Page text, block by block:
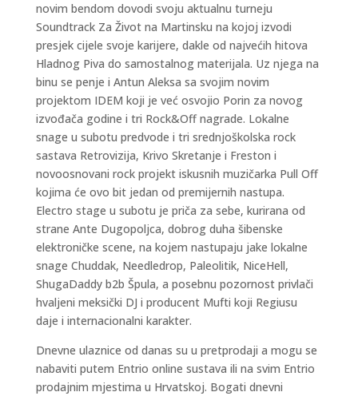
novim bendom dovodi svoju aktualnu turneju
Soundtrack Za Život na Martinsku na kojoj izvodi
presjek cijele svoje karijere, dakle od najvećih hitova
Hladnog Piva do samostalnog materijala. Uz njega na
binu se penje i Antun Aleksa sa svojim novim
projektom IDEM koji je već osvojio Porin za novog
izvođača godine i tri Rock&Off nagrade. Lokalne
snage u subotu predvode i tri srednjoškolska rock
sastava Retrovizija, Krivo Skretanje i Freston i
novoosnovani rock projekt iskusnih muzičarka Pull Off
kojima će ovo bit jedan od premijernih nastupa.
Electro stage u subotu je priča za sebe, kurirana od
strane Ante Dugopoljca, dobrog duha šibenske
elektroničke scene, na kojem nastupaju jake lokalne
snage Chuddak, Needledrop, Paleolitik, NiceHell,
ShugaDaddy b2b Špula, a posebnu pozornost privlači
hvaljeni meksički DJ i producent Mufti koji Regiusu
daje i internacionalni karakter.
Dnevne ulaznice od danas su u pretprodaji a mogu se
nabaviti putem Entrio online sustava ili na svim Entrio
prodajnim mjestima u Hrvatskoj. Bogati dnevni